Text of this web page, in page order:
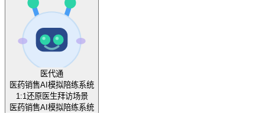
医代通
医药销售AI模拟陪练系统
1:1还原医生拜访场景
医药销售AI模拟陪练系统